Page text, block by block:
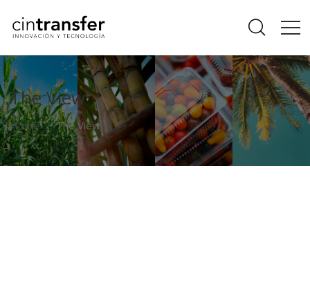
The View
Home The View